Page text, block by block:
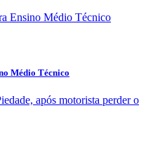
Médio Técnico